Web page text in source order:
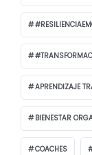
APRENDIZAJE
BIENESTAR
COACHES